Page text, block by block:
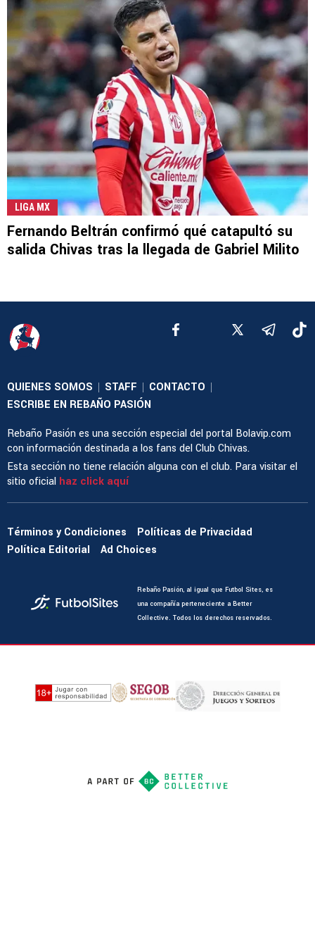
LIGA MX
Fernando Beltrán confirmó qué catapultó su
salida Chivas tras la llegada de Gabriel Milito
QUIENES SOMOS | STAFF | CONTACTO |
ESCRIBE EN REBAÑO PASIÓN
Rebaño Pasión es una sección especial del portal Bolavip.com
con información destinada a los fans del Club Chivas.
Esta sección no tiene relación alguna con el club. Para visitar el
sitio oficial haz click aquí
Términos y Condiciones
Políticas de Privacidad
Política Editorial
Ad Choices
Rebaño Pasión, al igual que Futbol Sites, es
una compañía perteneciente a Better
Collective. Todos los derechos reservados.